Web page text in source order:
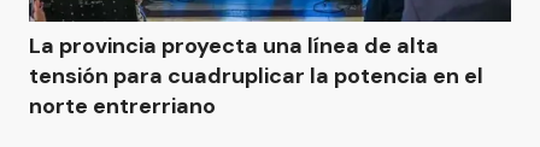
La provincia proyecta una línea de alta
tensión para cuadruplicar la potencia en el
norte entrerriano